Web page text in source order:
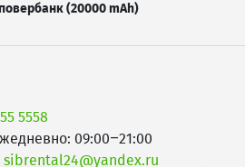
(20000 mAh)
5558
09:00–21:00
sibrental24@yandex.ru